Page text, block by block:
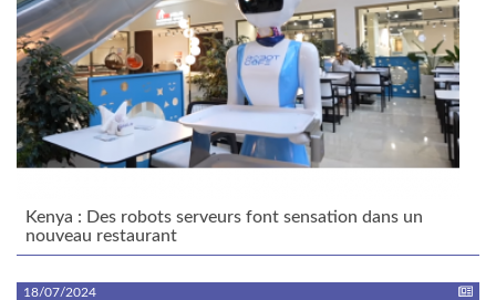
Kenya : Des robots serveurs font sensation dans un
nouveau restaurant
18/07/2024